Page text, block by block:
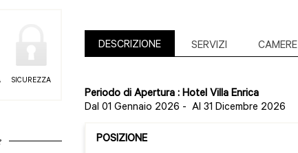
SICUREZZA
DESCRIZIONE SERVIZI CAMERE
Periodo di Apertura : Hotel Villa Enrica
Dal 01 Gennaio 2026 - Al 31 Dicembre 2026
POSIZIONE